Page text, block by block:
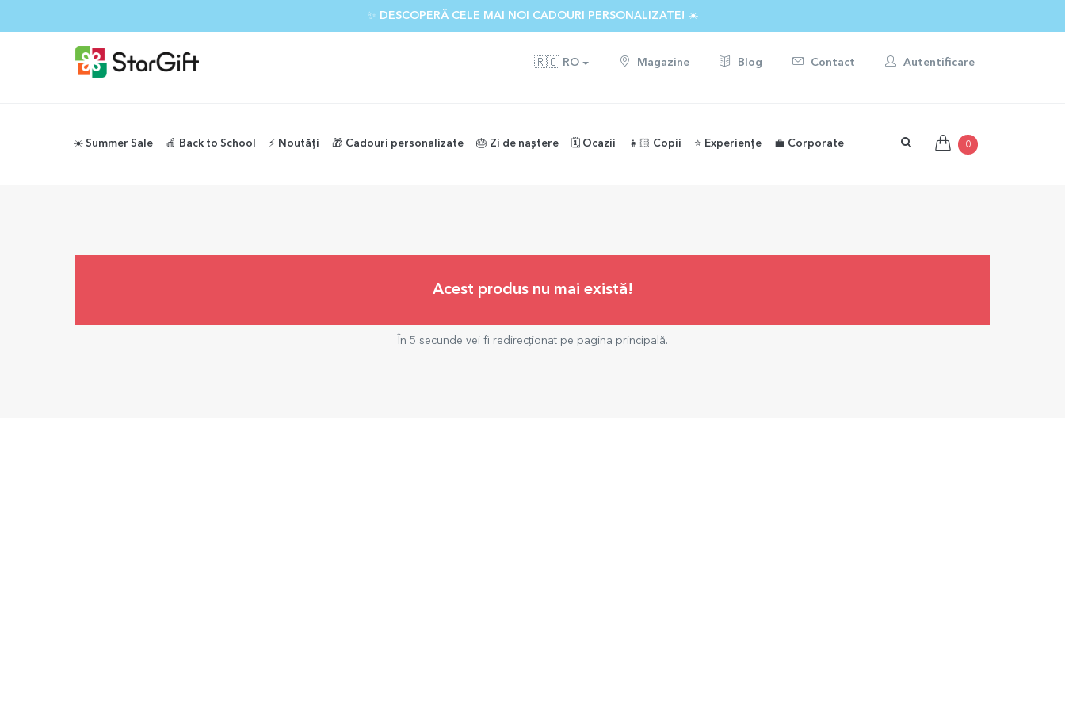
✨ DESCOPERĂ CELE MAI NOI CADOURI PERSONALIZATE! ☀️
🇷🇴 RO Magazine Blog Contact Autentificare
☀️ Summer Sale 🍎 Back to School ⚡️ Noutăți 🎁 Cadouri personalizate 🎂 Zi de naștere 🗓️ Ocazii 👧🏻 Copii ⭐️ Experiențe 💼 Corporate 0
Acest produs nu mai există!
În 5 secunde vei fi redirecționat pe pagina principală.